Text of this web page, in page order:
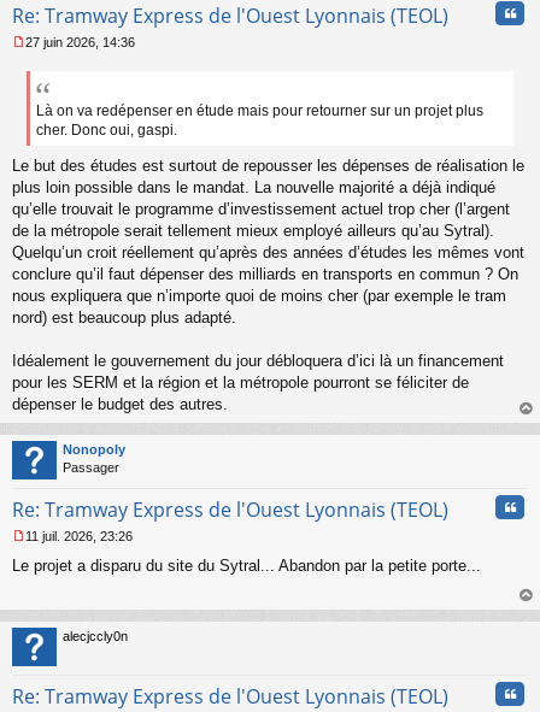
Re: Tramway Express de l'Ouest Lyonnais (TEOL)
e
g
e
n
o
n
l
u
27 juin 2026, 14:36
Là on va redépenser en étude mais pour retourner sur un projet plus
cher. Donc oui, gaspi.
Le but des études est surtout de repousser les dépenses de réalisation le
plus loin possible dans le mandat. La nouvelle majorité a déjà indiqué
qu’elle trouvait le programme d’investissement actuel trop cher (l’argent
de la métropole serait tellement mieux employé ailleurs qu’au Sytral).
Quelqu’un croit réellement qu’après des années d’études les mêmes vont
conclure qu’il faut dépenser des milliards en transports en commun ? On
nous expliquera que n’importe quoi de moins cher (par exemple le tram
nord) est beaucoup plus adapté.
Idéalement le gouvernement du jour débloquera d’ici là un financement
pour les SERM et la région et la métropole pourront se féliciter de
dépenser le budget des autres.
au
Nonopoly
Passager
Re: Tramway Express de l'Ouest Lyonnais (TEOL)
e
a
g
e
o
11 juil. 2026, 23:26
Le projet a disparu du site du Sytral... Abandon par la petite porte...
au
alecjccly0n
Re: Tramway Express de l'Ouest Lyonnais (TEOL)